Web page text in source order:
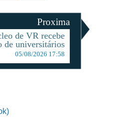
Proxima
de VR recebe
de universitários
05/08/2026 17:58